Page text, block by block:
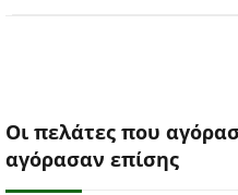
Οι πελάτες που
αγόρασαν επίσης